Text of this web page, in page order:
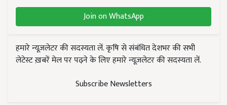
Join on WhatsApp
हमारे न्यूज़लेटर की सदस्यता लें. कृषि से संबंधित देशभर की सभी
लेटेस्ट ख़बरें मेल पर पढ़ने के लिए हमारे न्यूज़लेटर की सदस्यता लें.
Subscribe Newsletters